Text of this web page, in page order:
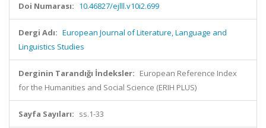
Doi Numarası: 10.46827/ejlll.v10i2.699
Dergi Adı: European Journal of Literature, Language and
Linguistics Studies
Derginin Tarandığı İndeksler: European Reference Index
for the Humanities and Social Science (ERIH PLUS)
Sayfa Sayıları: ss.1-33